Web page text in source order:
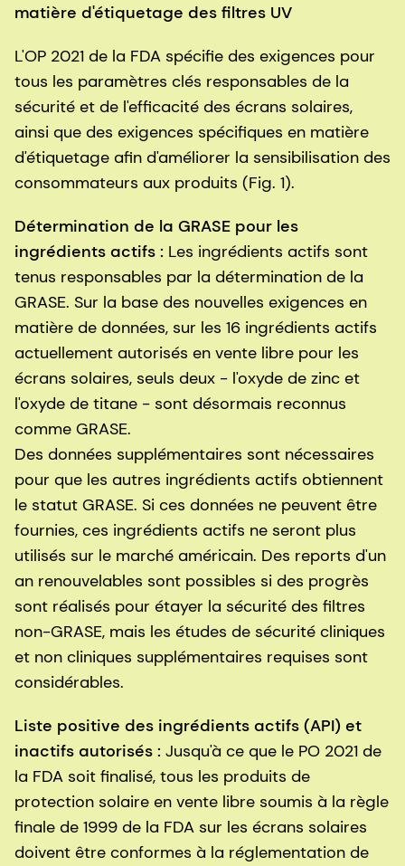
matière d'étiquetage des filtres UV
L'OP 2021 de la FDA spécifie des exigences pour
tous les paramètres clés responsables de la
sécurité et de l'efficacité des écrans solaires,
ainsi que des exigences spécifiques en matière
d'étiquetage afin d'améliorer la sensibilisation des
consommateurs aux produits (Fig. 1).
Détermination de la GRASE pour les
ingrédients actifs : Les ingrédients actifs sont
tenus responsables par la détermination de la
GRASE. Sur la base des nouvelles exigences en
matière de données, sur les 16 ingrédients actifs
actuellement autorisés en vente libre pour les
écrans solaires, seuls deux - l'oxyde de zinc et
l'oxyde de titane - sont désormais reconnus
comme GRASE.
Des données supplémentaires sont nécessaires
pour que les autres ingrédients actifs obtiennent
le statut GRASE. Si ces données ne peuvent être
fournies, ces ingrédients actifs ne seront plus
utilisés sur le marché américain. Des reports d'un
an renouvelables sont possibles si des progrès
sont réalisés pour étayer la sécurité des filtres
non-GRASE, mais les études de sécurité cliniques
et non cliniques supplémentaires requises sont
considérables.
Liste positive des ingrédients actifs (API) et
inactifs autorisés : Jusqu'à ce que le PO 2021 de
la FDA soit finalisé, tous les produits de
protection solaire en vente libre soumis à la règle
finale de 1999 de la FDA sur les écrans solaires
doivent être conformes à la réglementation de